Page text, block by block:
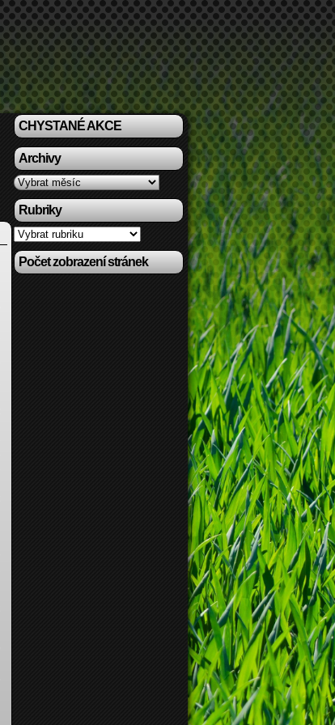
CHYSTANÉ AKCE
Archivy
Archivy
Rubriky
Rubriky
Počet zobrazení stránek